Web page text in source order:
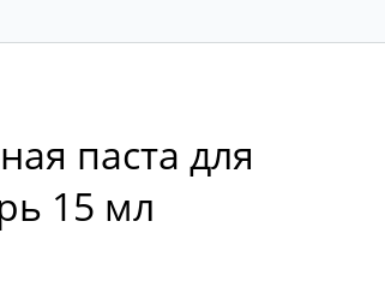
паста для
15 мл